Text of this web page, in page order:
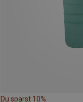
Du sparst 10%